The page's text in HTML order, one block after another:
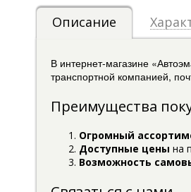
Описание
В интернет-магазине
транспортной компанией,
Преимущества
Огромный
Доступные цены на
Возможность